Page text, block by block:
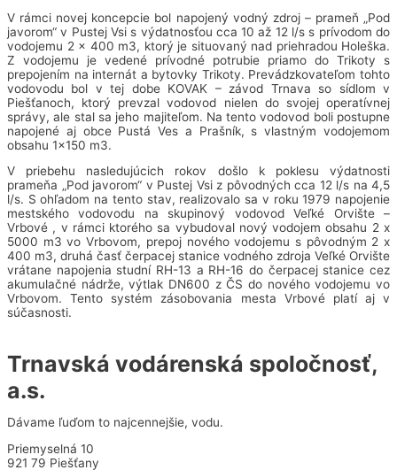
V rámci novej koncepcie bol napojený vodný zdroj – prameň „Pod
javorom“ v Pustej Vsi s výdatnosťou cca 10 až 12 l/s s prívodom do
vodojemu 2 x 400 m3, ktorý je situovaný nad priehradou Holeška.
Z vodojemu je vedené prívodné potrubie priamo do Trikoty s
prepojením na internát a bytovky Trikoty. Prevádzkovateľom tohto
vodovodu bol v tej dobe KOVAK – závod Trnava so sídlom v
Piešťanoch, ktorý prevzal vodovod nielen do svojej operatívnej
správy, ale stal sa jeho majiteľom. Na tento vodovod boli postupne
napojené aj obce Pustá Ves a Prašník, s vlastným vodojemom
obsahu 1×150 m3.
V priebehu nasledujúcich rokov došlo k poklesu výdatnosti
prameňa „Pod javorom“ v Pustej Vsi z pôvodných cca 12 l/s na 4,5
l/s. S ohľadom na tento stav, realizovalo sa v roku 1979 napojenie
mestského vodovodu na skupinový vodovod Veľké Orvište –
Vrbové , v rámci ktorého sa vybudoval nový vodojem obsahu 2 x
5000 m3 vo Vrbovom, prepoj nového vodojemu s pôvodným 2 x
400 m3, druhá časť čerpacej stanice vodného zdroja Veľké Orvište
vrátane napojenia studní RH-13 a RH-16 do čerpacej stanice cez
akumulačné nádrže, výtlak DN600 z ČS do nového vodojemu vo
Vrbovom. Tento systém zásobovania mesta Vrbové platí aj v
súčasnosti.
Trnavská vodárenská spoločnosť,
a.s.
Dávame ľuďom to najcennejšie, vodu.
Priemyselná 10
921 79 Piešťany